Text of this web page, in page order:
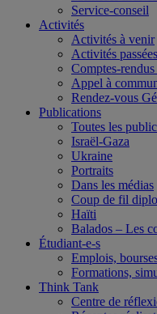
Service-conseil
Activités
Activités à venir
Activités passées
Comptes-
Appel à
Rendez-vous
Publications
Toutes les
Israël-Gaza
Ukraine
Portraits
Dans les médias
Coup de fil
Haïti
Balados – Les
Étudiant-e-s
Emplois,
Formations,
Think Tank
Centre de